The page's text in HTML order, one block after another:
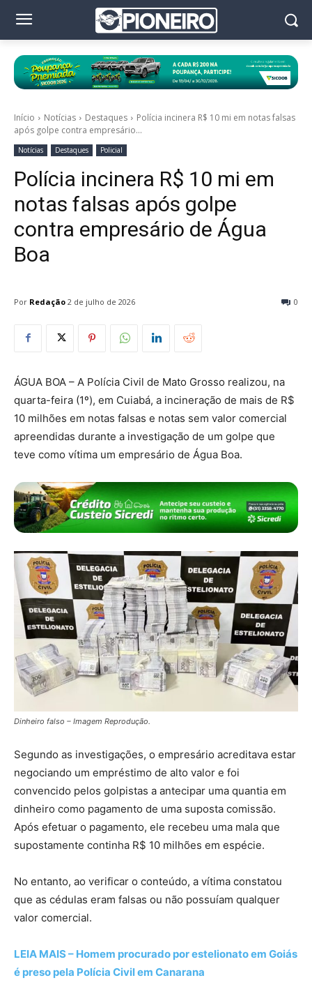
Início Notícias Destaques
Polícia incinera R$ 10 mi em notas falsas
após golpe contra empresário...
Notícias Destaques Policial
Polícia incinera R$ 10 mi em
notas falsas após golpe
contra empresário de Água
Boa
Por Redação 0
2 de julho de 2026
ÁGUA BOA – A Polícia Civil de Mato Grosso realizou, na
quarta-feira (1º), em Cuiabá, a incineração de mais de R$
10 milhões em notas falsas e notas sem valor comercial
apreendidas durante a investigação de um golpe que
teve como vítima um empresário de Água Boa.
Dinheiro falso – Imagem Reprodução.
Segundo as investigações, o empresário acreditava estar
negociando um empréstimo de alto valor e foi
convencido pelos golpistas a antecipar uma quantia em
dinheiro como pagamento de uma suposta comissão.
Após efetuar o pagamento, ele recebeu uma mala que
supostamente continha R$ 10 milhões em espécie.
No entanto, ao verificar o conteúdo, a vítima constatou
que as cédulas eram falsas ou não possuíam qualquer
valor comercial.
LEIA MAIS – Homem procurado por estelionato em Goiás
é preso pela Polícia Civil em Canarana